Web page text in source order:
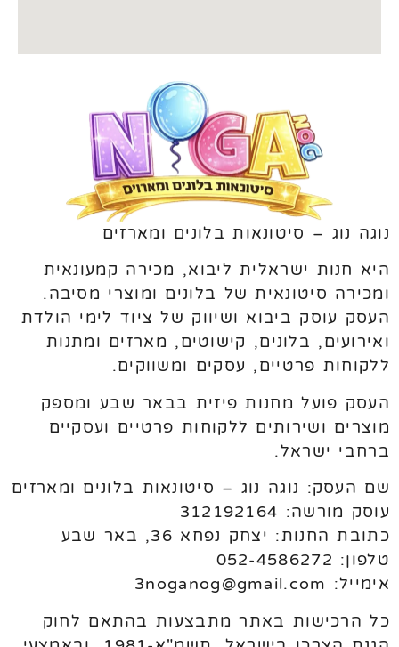
נוגה נוג – סיטונאות בלונים ומארזים
היא חנות ישראלית ליבוא, מכירה קמעונאית
ומכירה סיטונאית של בלונים ומוצרי מסיבה.
העסק עוסק ביבוא ושיווק של ציוד לימי הולדת
ואירועים, בלונים, קישוטים, מארזים ומתנות
ללקוחות פרטיים, עסקים ומשווקים.
העסק פועל מחנות פיזית בבאר שבע ומספק
מוצרים ושירותים ללקוחות פרטיים ועסקיים
ברחבי ישראל.
שם העסק: נוגה נוג – סיטונאות בלונים ומארזים
עוסק מורשה: 312192164
כתובת החנות: יצחק נפחא 36, באר שבע
טלפון: 052-4586272
אימייל: 3noganog@gmail.com
כל הרכישות באתר מתבצעות בהתאם לחוק